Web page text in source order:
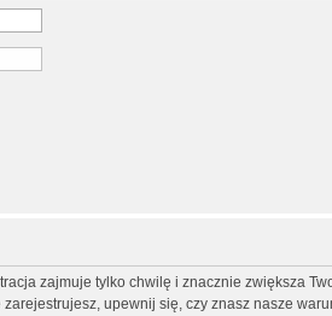
zajmuje tylko chwilę i znacznie zwiększa
upewnij się, czy znasz nasze